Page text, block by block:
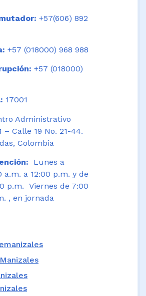
+57(606) 892
+57 (018000) 968 988
+57 (018000)
17001
Administrativo
– Calle 19 No. 21-44.
Colombia
Lunes a
a.m. a 12:00 p.m. y de
p.m. Viernes de 7:00
, en jornada